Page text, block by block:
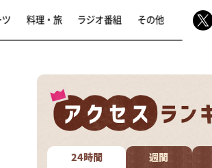
なるみ・岡村の過ぎるTV
相席食堂
料理・旅 ラジオ番組 その他
24時間 週間